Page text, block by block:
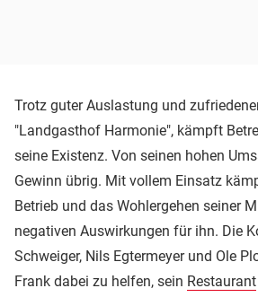
Trotz guter Auslastung und
"Landgasthof Harmonie", kämpft
seine Existenz. Von seinen hohen
Gewinn übrig. Mit vollem Einsatz
Betrieb und das Wohlergehen seiner
negativen Auswirkungen für ihn. Die
Schweiger, Nils Egtermeyer und Ole
Frank dabei zu helfen, sein Restaurant